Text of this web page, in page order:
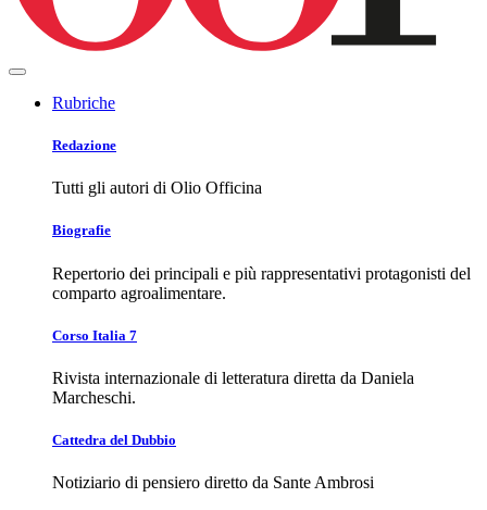
Rubriche
Redazione
Tutti gli autori di Olio Officina
Biografie
Repertorio dei principali e più rappresentativi protagonisti del
comparto agroalimentare.
Corso Italia 7
Rivista internazionale di letteratura diretta da Daniela
Marcheschi.
Cattedra del Dubbio
Notiziario di pensiero diretto da Sante Ambrosi